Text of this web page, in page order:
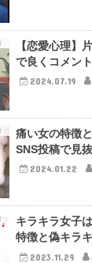
【恋愛心理】
で良くコメン
2024.07.19
痛い女の特徴
SNS投稿で見
2024.01.22
キラキラ女子
特徴と偽キラ
2023.11.29